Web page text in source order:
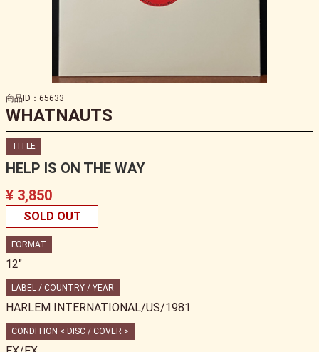
商品ID：65633
WHATNAUTS
TITLE
HELP IS ON THE WAY
¥ 3,850
SOLD OUT
FORMAT
12"
LABEL / COUNTRY / YEAR
HARLEM INTERNATIONAL/US/1981
CONDITION < DISC / COVER >